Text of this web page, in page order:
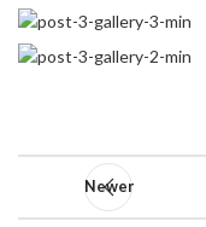
Newer